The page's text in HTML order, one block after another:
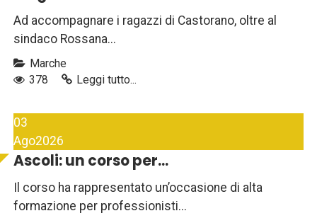
Ad accompagnare i ragazzi di Castorano, oltre al
sindaco Rossana...
Marche
378
Leggi tutto...
03
Ago2026
Ascoli: un corso per...
Il corso ha rappresentato un’occasione di alta
formazione per professionisti...